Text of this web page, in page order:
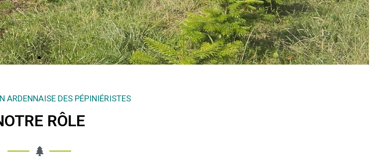
ARDENNAISE DES PÉPINIÉRISTES
RÔLE